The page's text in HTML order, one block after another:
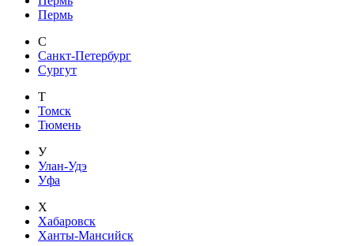
Пермь
С
Санкт-Петербург
Сургут
Т
Томск
Тюмень
У
Улан-Удэ
Уфа
Х
Хабаровск
Ханты-Мансийск